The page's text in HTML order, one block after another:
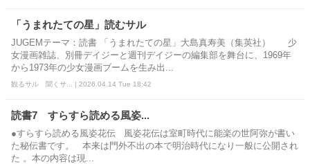
「うまれたての星」読むサル
JUGEMテーマ：読書 「うまれたての星」大島真寿美（集英社） 少
女漫画雑誌、別冊デイジーと週刊デイジーの編集部を舞台に、1969年
から1973年の少女漫画ブームを生み出...
観るサル 聞くサ... | 2026.04.14 Tue 18:42
読書7 すらすら読める風姿...
●すらすら読める風姿花伝 風姿花伝は室町時代に能楽の世阿弥が書い
た秘伝書です。 本来は門外不出の本で明治時代になり一般に公開され
た 。本の内容は現...